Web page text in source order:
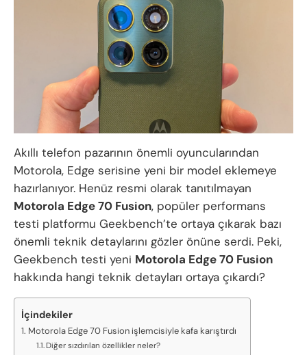
Akıllı telefon pazarının önemli oyuncularından
Motorola, Edge serisine yeni bir model eklemeye
hazırlanıyor. Henüz resmi olarak tanıtılmayan
Motorola Edge 70 Fusion, popüler performans
testi platformu Geekbench’te ortaya çıkarak bazı
önemli teknik detaylarını gözler önüne serdi. Peki,
Geekbench testi yeni Motorola Edge 70 Fusion
hakkında hangi teknik detayları ortaya çıkardı?
İçindekiler
Motorola Edge 70 Fusion işlemcisiyle kafa karıştırdı
Diğer sızdırılan özellikler neler?